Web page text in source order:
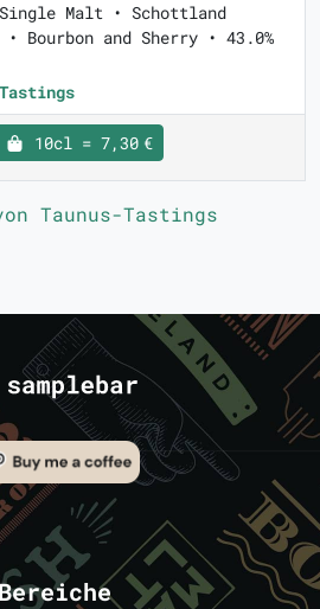
Malt • Schottland
Bourbon and Sherry • 43.0%
10cl = 7,30 €
Taunus-Tastings
Bereiche